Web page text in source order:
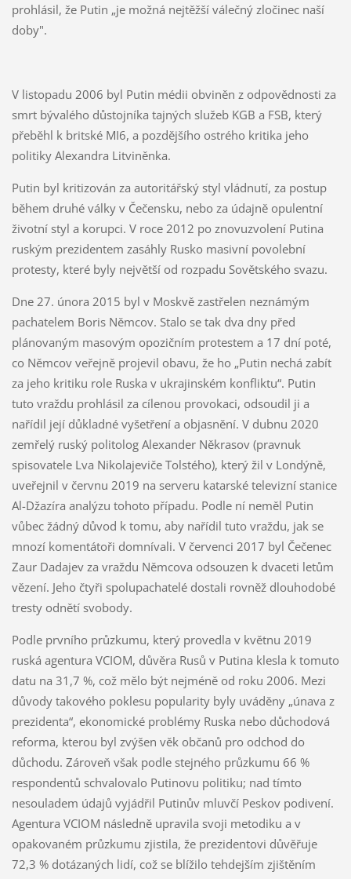
prohlásil, že Putin „je možná nejtěžší válečný zločinec naší
doby".
V listopadu 2006 byl Putin médii obviněn z odpovědnosti za
smrt bývalého důstojníka tajných služeb KGB a FSB, který
přeběhl k britské MI6, a pozdějšího ostrého kritika jeho
politiky Alexandra Litviněnka.
Putin byl kritizován za autoritářský styl vládnutí, za postup
během druhé války v Čečensku, nebo za údajně opulentní
životní styl a korupci. V roce 2012 po znovuzvolení Putina
ruským prezidentem zasáhly Rusko masivní povolební
protesty, které byly největší od rozpadu Sovětského svazu.
Dne 27. února 2015 byl v Moskvě zastřelen neznámým
pachatelem Boris Němcov. Stalo se tak dva dny před
plánovaným masovým opozičním protestem a 17 dní poté,
co Němcov veřejně projevil obavu, že ho „Putin nechá zabít
za jeho kritiku role Ruska v ukrajinském konfliktu“. Putin
tuto vraždu prohlásil za cílenou provokaci, odsoudil ji a
nařídil její důkladné vyšetření a objasnění. V dubnu 2020
zemřelý ruský politolog Alexander Někrasov (pravnuk
spisovatele Lva Nikolajeviče Tolstého), který žil v Londýně,
uveřejnil v červnu 2019 na serveru katarské televizní stanice
Al-Džazíra analýzu tohoto případu. Podle ní neměl Putin
vůbec žádný důvod k tomu, aby nařídil tuto vraždu, jak se
mnozí komentátoři domnívali. V červenci 2017 byl Čečenec
Zaur Dadajev za vraždu Němcova odsouzen k dvaceti letům
vězení. Jeho čtyři spolupachatelé dostali rovněž dlouhodobé
tresty odnětí svobody.
Podle prvního průzkumu, který provedla v květnu 2019
ruská agentura VCIOM, důvěra Rusů v Putina klesla k tomuto
datu na 31,7 %, což mělo být nejméně od roku 2006. Mezi
důvody takového poklesu popularity byly uváděny „únava z
prezidenta“, ekonomické problémy Ruska nebo důchodová
reforma, kterou byl zvýšen věk občanů pro odchod do
důchodu. Zároveň však podle stejného průzkumu 66 %
respondentů schvalovalo Putinovu politiku; nad tímto
nesouladem údajů vyjádřil Putinův mluvčí Peskov podivení.
Agentura VCIOM následně upravila svoji metodiku a v
opakovaném průzkumu zjistila, že prezidentovi důvěřuje
72,3 % dotázaných lidí, což se blížilo tehdejším zjištěním